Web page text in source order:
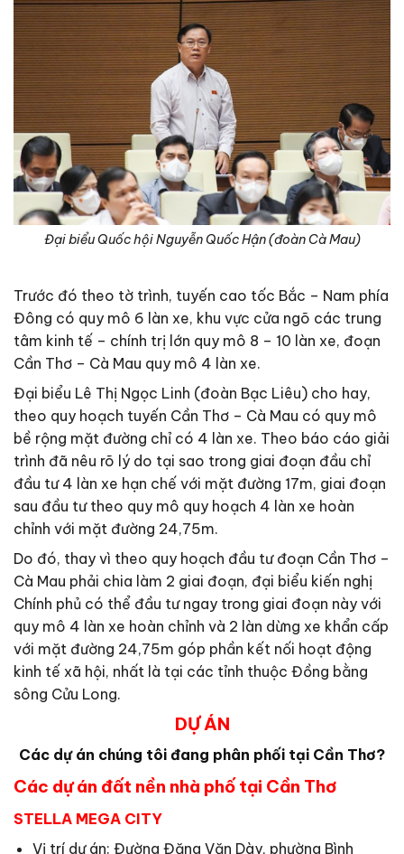
Đại biểu Quốc hội Nguyễn Quốc Hận (đoàn Cà Mau)
Trước đó theo tờ trình, tuyến cao tốc Bắc – Nam phía
Đông có quy mô 6 làn xe, khu vực cửa ngõ các trung
tâm kinh tế – chính trị lớn quy mô 8 – 10 làn xe, đoạn
Cần Thơ – Cà Mau quy mô 4 làn xe.
Đại biểu Lê Thị Ngọc Linh (đoàn Bạc Liêu) cho hay,
theo quy hoạch tuyến Cần Thơ – Cà Mau có quy mô
bề rộng mặt đường chỉ có 4 làn xe. Theo báo cáo giải
trình đã nêu rõ lý do tại sao trong giai đoạn đầu chỉ
đầu tư 4 làn xe hạn chế với mặt đường 17m, giai đoạn
sau đầu tư theo quy mô quy hoạch 4 làn xe hoàn
chỉnh với mặt đường 24,75m.
Do đó, thay vì theo quy hoạch đầu tư đoạn Cần Thơ –
Cà Mau phải chia làm 2 giai đoạn, đại biểu kiến nghị
Chính phủ có thể đầu tư ngay trong giai đoạn này với
quy mô 4 làn xe hoàn chỉnh và 2 làn dừng xe khẩn cấp
với mặt đường 24,75m góp phần kết nối hoạt động
kinh tế xã hội, nhất là tại các tỉnh thuộc Đồng bằng
sông Cửu Long.
DỰ ÁN
Các dự án chúng tôi đang phân phối tại Cần Thơ?
Các dự án đất nền nhà phố tại Cần Thơ
STELLA MEGA CITY
Vị trí dự án: Đường Đặng Văn Dày, phường Bình